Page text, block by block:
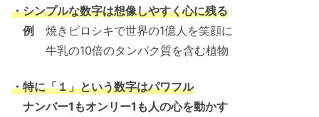
・シンプルな数字は想像しやすく心に残る
例
焼きピロシキで世界の1億人を笑顔に
牛乳の10倍のタンパク質を含む植物
・特に「１」という数字はパワフル
ナンバー1もオンリー1も人の心を動かす